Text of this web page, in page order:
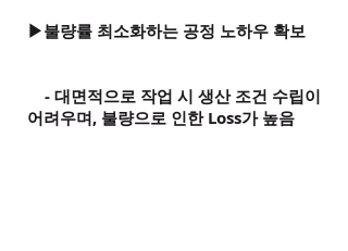
▶불량률 최소화하는 공정 노하우 확보
- 대면적으로 작업 시 생산 조건 수립이
어려우며, 불량으로 인한 Loss가 높음